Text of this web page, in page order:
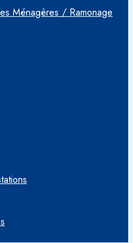
Ménagères / Ramonage